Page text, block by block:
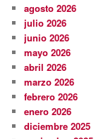
agosto 2026
julio 2026
junio 2026
mayo 2026
abril 2026
marzo 2026
febrero 2026
enero 2026
diciembre 2025